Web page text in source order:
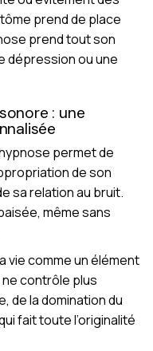
prend de place
prend tout son
dépression ou une
: une
permet de
de son
sa relation au bruit.
même sans
vie comme un élément
contrôle plus
de la domination du
fait toute l’originalité